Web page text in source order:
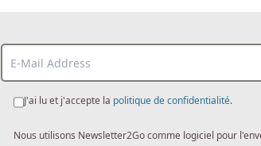
J'ai lu et j'accepte la politique de confidentialité.
Nous utilisons Newsletter2Go comme logiciel pour